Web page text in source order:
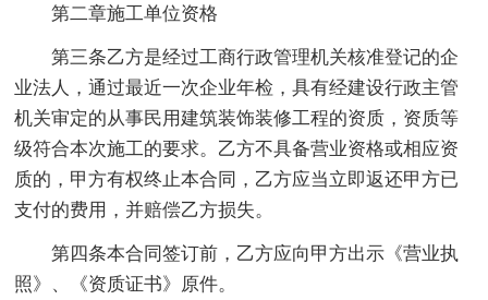
第二章施工单位资格
第三条乙方是经过工商行政管理机关核准登记的企
业法人，通过最近一次企业年检，具有经建设行政主管
机关审定的从事民用建筑装饰装修工程的资质，资质等
级符合本次施工的要求。乙方不具备营业资格或相应资
质的，甲方有权终止本合同，乙方应当立即返还甲方已
支付的费用，并赔偿乙方损失。
第四条本合同签订前，乙方应向甲方出示《营业执
照》、《资质证书》原件。